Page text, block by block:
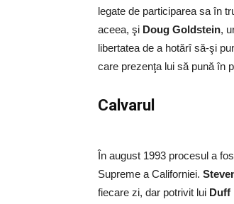
legate de participarea sa în
aceea, şi Doug Goldstein,
libertatea de a hotărî să-şi
care prezenţa lui să pună în
Calvarul
În august 1993 procesul a
Supreme a Californiei.
fiecare zi, dar potrivit lui Duff